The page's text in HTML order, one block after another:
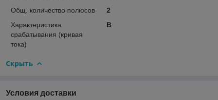
Общ. количество полюсов
2
Характеристика
срабатывания (кривая
тока)
B
Скрыть
Условия доставки